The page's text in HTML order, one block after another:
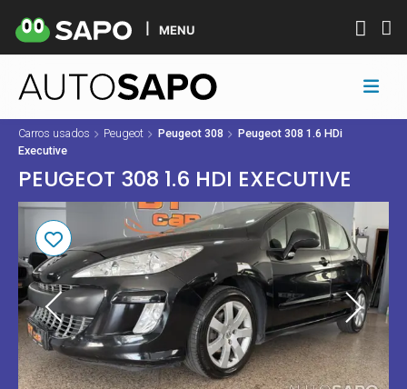
MENU
Carros usados Peugeot Peugeot 308
Peugeot 308 1.6 HDi
Executive
PEUGEOT 308 1.6 HDI EXECUTIVE